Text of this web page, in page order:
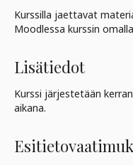
Kurssilla jaettavat
Moodlessa kurssin
Lisätiedot
Kurssi järjestetään
aikana.